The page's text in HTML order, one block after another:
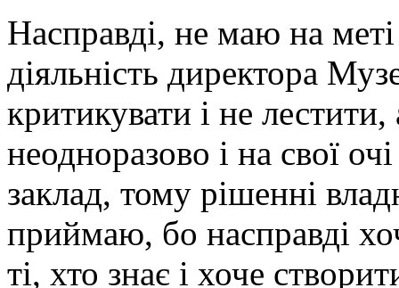
Насправді, не маю на
діяльність директора
критикувати і не
неодноразово і на свої
заклад, тому рішенні
приймаю, бо насправді
ті, хто знає і хоче